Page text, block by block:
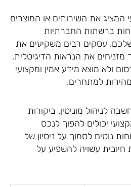
המציג את השירותים או המוצרים
ברשתות החברתיות
עסקים רבים משקיעים את
את הנראות הדיגיטלית.
ולא מוצא מידע אמין ומקצועי
למתחרים.
לניהול מוניטין. ביקורות
יכולים להפוך לנכס
נוטים לסמוך על ניסיון של
חיובית עשויה להשפיע על